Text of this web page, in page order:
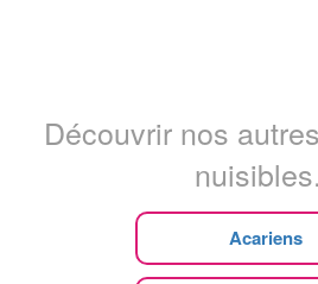
Découvrir nos
Acariens